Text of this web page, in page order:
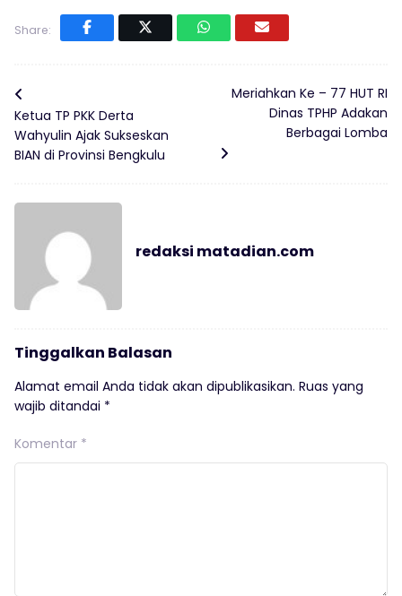
Share:
Ketua TP PKK Derta
Wahyulin Ajak Sukseskan
BIAN di Provinsi Bengkulu
Meriahkan Ke – 77 HUT RI
Dinas TPHP Adakan
Berbagai Lomba
redaksi matadian.com
Tinggalkan Balasan
Alamat email Anda tidak akan dipublikasikan. Ruas yang
wajib ditandai *
Komentar *